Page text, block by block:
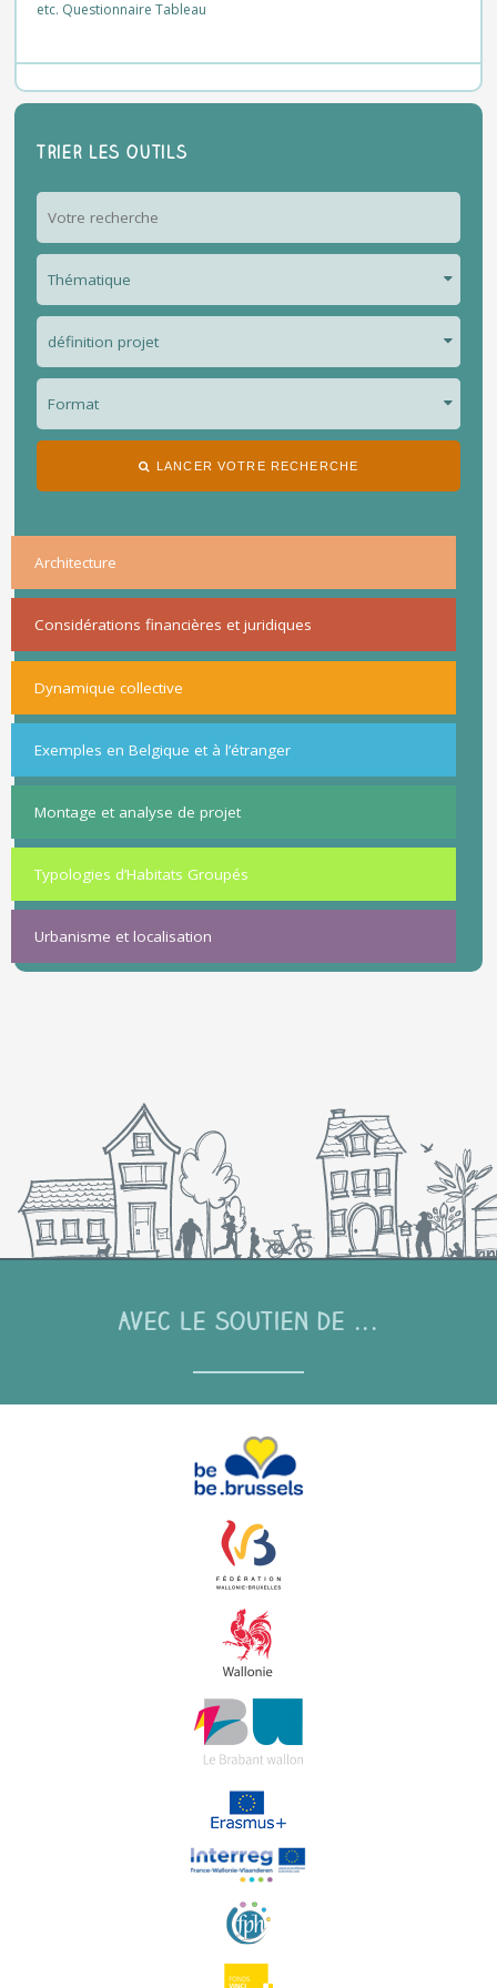
etc. Questionnaire Tableau
Trier les outils
LANCER VOTRE RECHERCHE
Architecture
Considérations financières et juridiques
Dynamique collective
Exemples en Belgique et à l’étranger
Montage et analyse de projet
Typologies d’Habitats Groupés
Urbanisme et localisation
Avec le soutien de ...